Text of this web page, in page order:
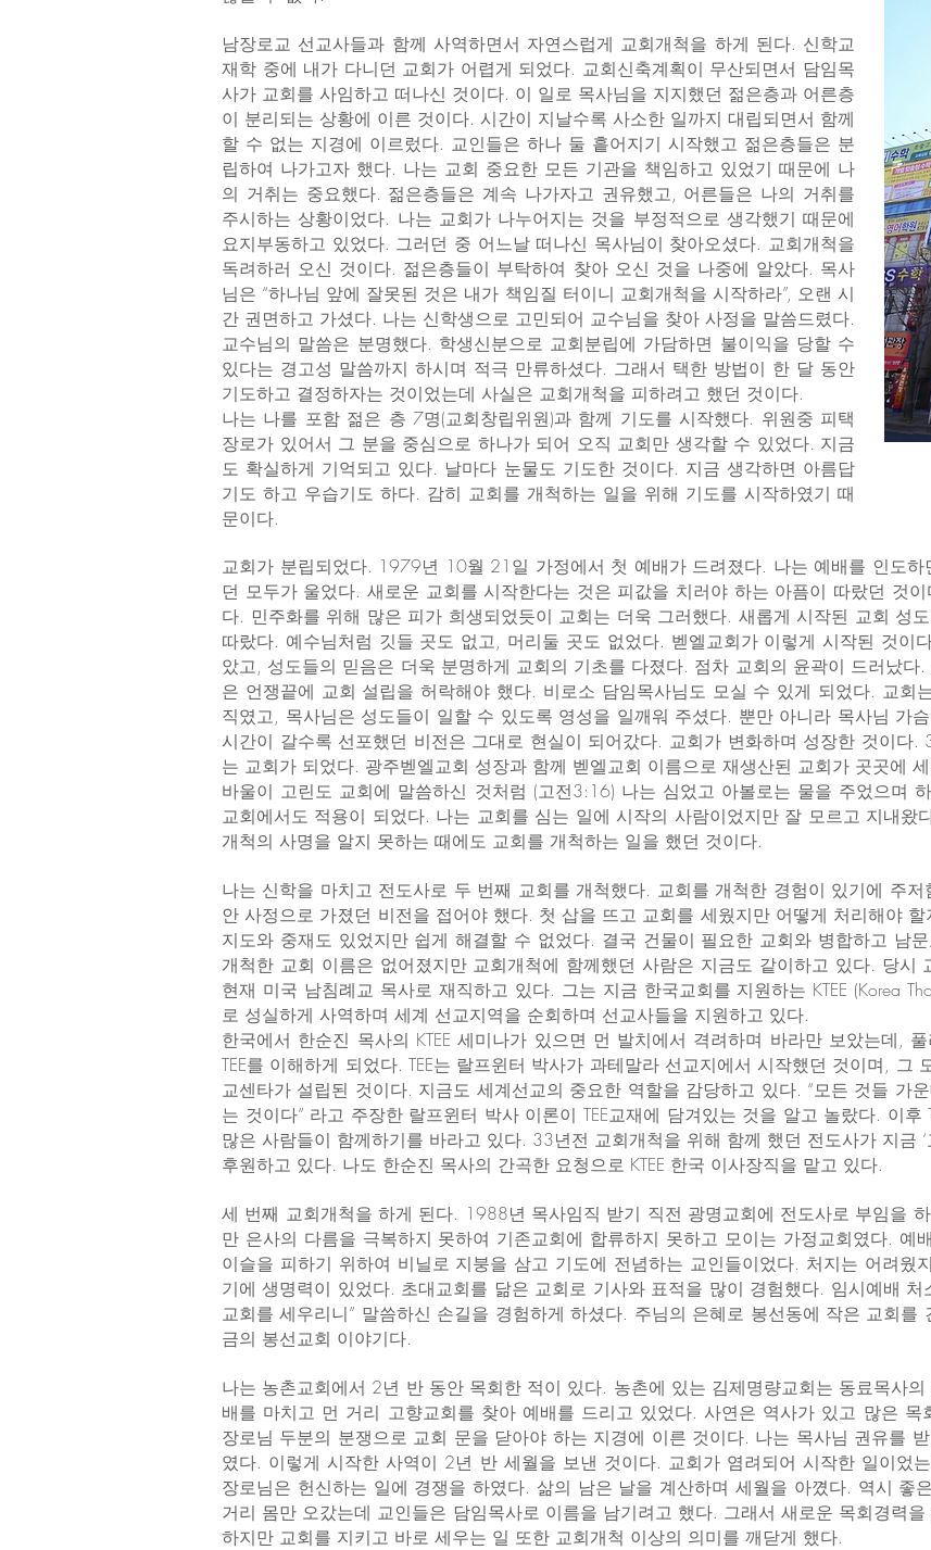
남장로교 선교사들과 함께 사역하면서 자연스럽게 교회개척을 하게 된다. 신학교
재학 중에 내가 다니던 교회가 어렵게 되었다. 교회신축계획이 무산되면서 담임목
사가 교회를 사임하고 떠나신 것이다. 이 일로 목사님을 지지했던 젊은층과 어른층
이 분리되는 상황에 이른 것이다. 시간이 지날수록 사소한 일까지 대립되면서 함께
할 수 없는 지경에 이르렀다. 교인들은 하나 둘 흩어지기 시작했고 젊은층들은 분
립하여 나가고자 했다. 나는 교회 중요한 모든 기관을 책임하고 있었기 때문에 나
의 거취는 중요했다. 젊은층들은 계속 나가자고 권유했고, 어른들은 나의 거취를
주시하는 상황이었다. 나는 교회가 나누어지는 것을 부정적으로 생각했기 때문에
요지부동하고 있었다. 그러던 중 어느날 떠나신 목사님이 찾아오셨다. 교회개척을
독려하러 오신 것이다. 젊은층들이 부탁하여 찾아 오신 것을 나중에 알았다. 목사
님은 “하나님 앞에 잘못된 것은 내가 책임질 터이니 교회개척을 시작하라”, 오랜 시
간 권면하고 가셨다. 나는 신학생으로 고민되어 교수님을 찾아 사정을 말씀드렸다.
교수님의 말씀은 분명했다. 학생신분으로 교회분립에 가담하면 불이익을 당할 수
있다는 경고성 말씀까지 하시며 적극 만류하셨다. 그래서 택한 방법이 한 달 동안
기도하고 결정하자는 것이었는데 사실은 교회개척을 피하려고 했던 것이다.
나는 나를 포함 젊은 층 7명(교회창립위원)과 함께 기도를 시작했다. 위원중 피택
장로가 있어서 그 분을 중심으로 하나가 되어 오직 교회만 생각할 수 있었다. 지금
도 확실하게 기억되고 있다. 날마다 눈물도 기도한 것이다. 지금 생각하면 아름답
기도 하고 우습기도 하다. 감히 교회를 개척하는 일을 위해 기도를 시작하였기 때
문이다.
교회가 분립되었다. 1979년 10월 21일 가정에서 첫 예배가 드려졌다. 나는 예배를 인도
던 모두가 울었다. 새로운 교회를 시작한다는 것은 피값을 치러야 하는 아픔이 따랐던 것
다. 민주화를 위해 많은 피가 희생되었듯이 교회는 더욱 그러했다. 새롭게 시작된 교회 성
따랐다. 예수님처럼 깃들 곳도 없고, 머리둘 곳도 없었다. 벧엘교회가 이렇게 시작된 것이
았고, 성도들의 믿음은 더욱 분명하게 교회의 기초를 다졌다. 점차 교회의 윤곽이 드러났
은 언쟁끝에 교회 설립을 허락해야 했다. 비로소 담임목사님도 모실 수 있게 되었다. 교회
직였고, 목사님은 성도들이 일할 수 있도록 영성을 일깨워 주셨다. 뿐만 아니라 목사님 가
시간이 갈수록 선포했던 비전은 그대로 현실이 되어갔다. 교회가 변화하며 성장한 것이다
는 교회가 되었다. 광주벧엘교회 성장과 함께 벧엘교회 이름으로 재생산된 교회가 곳곳에
바울이 고린도 교회에 말씀하신 것처럼 (고전3:16) 나는 심었고 아볼로는 물을 주었으며
교회에서도 적용이 되었다. 나는 교회를 심는 일에 시작의 사람이었지만 잘 모르고 지내왔
개척의 사명을 알지 못하는 때에도 교회를 개척하는 일을 했던 것이다.
나는 신학을 마치고 전도사로 두 번째 교회를 개척했다. 교회를 개척한 경험이 있기에 주
안 사정으로 가졌던 비전을 접어야 했다. 첫 삽을 뜨고 교회를 세웠지만 어떻게 처리해야
지도와 중재도 있었지만 쉽게 해결할 수 없었다. 결국 건물이 필요한 교회와 병합하고 남
개척한 교회 이름은 없어졌지만 교회개척에 함께했던 사람은 지금도 같이하고 있다. 당시
현재 미국 남침례교 목사로 재직하고 있다. 그는 지금 한국교회를 지원하는 KTEE (Korea
로 성실하게 사역하며 세계 선교지역을 순회하며 선교사들을 지원하고 있다.
한국에서 한순진 목사의 KTEE 세미나가 있으면 먼 발치에서 격려하며 바라만 보았는데,
TEE를 이해하게 되었다. TEE는 랄프윈터 박사가 과테말라 선교지에서 시작했던 것이며, 그
교센타가 설립된 것이다. 지금도 세계선교의 중요한 역할을 감당하고 있다. “모든 것들 가
는 것이다” 라고 주장한 랄프윈터 박사 이론이 TEE교재에 담겨있는 것을 알고 놀랐다. 이후
많은 사람들이 함께하기를 바라고 있다. 33년전 교회개척을 위해 함께 했던 전도사가 지금
후원하고 있다. 나도 한순진 목사의 간곡한 요청으로 KTEE 한국 이사장직을 맡고 있다.
세 번째 교회개척을 하게 된다. 1988년 목사임직 받기 직전 광명교회에 전도사로 부임을
만 은사의 다름을 극복하지 못하여 기존교회에 합류하지 못하고 모이는 가정교회였다. 예
이슬을 피하기 위하여 비닐로 지붕을 삼고 기도에 전념하는 교인들이었다. 처지는 어려웠
기에 생명력이 있었다. 초대교회를 닮은 교회로 기사와 표적을 많이 경험했다. 임시예배 처
교회를 세우리니” 말씀하신 손길을 경험하게 하셨다. 주님의 은혜로 봉선동에 작은 교회를
금의 봉선교회 이야기다.
나는 농촌교회에서 2년 반 동안 목회한 적이 있다. 농촌에 있는 김제명량교회는 동료목사
배를 마치고 먼 거리 고향교회를 찾아 예배를 드리고 있었다. 사연은 역사가 있고 많은 목
장로님 두분의 분쟁으로 교회 문을 닫아야 하는 지경에 이른 것이다. 나는 목사님 권유를
였다. 이렇게 시작한 사역이 2년 반 세월을 보낸 것이다. 교회가 염려되어 시작한 일이었
장로님은 헌신하는 일에 경쟁을 하였다. 삶의 남은 날을 계산하며 세월을 아꼈다. 역시 좋
거리 몸만 오갔는데 교인들은 담임목사로 이름을 남기려고 했다. 그래서 새로운 목회경력
하지만 교회를 지키고 바로 세우는 일 또한 교회개척 이상의 의미를 깨닫게 했다.